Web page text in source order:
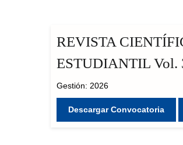
REVISTA
ESTUDIANTIL Vol.
Gestión: 2026
Descargar Convocatoria